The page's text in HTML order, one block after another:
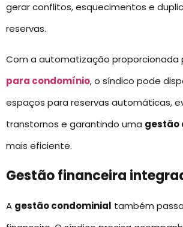
gerar conflitos, esquecimentos e
reservas.
Com a automatização proporcionada
para condomínio, o síndico pode
espaços para reservas automáticas,
transtornos e garantindo uma gestão
mais eficiente.
Gestão financeira
A gestão condominial também